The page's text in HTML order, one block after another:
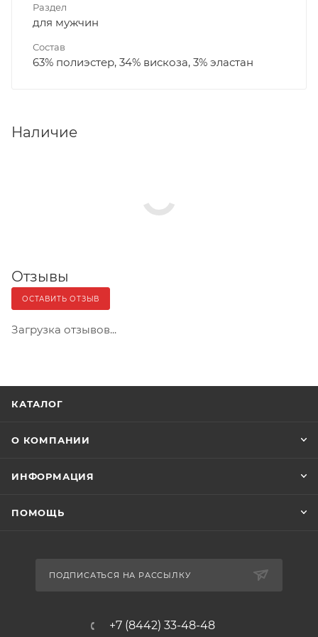
Раздел
для мужчин
Состав
63% полиэстер, 34% вискоза, 3% эластан
Наличие
Отзывы
ОСТАВИТЬ ОТЗЫВ
Загрузка отзывов...
КАТАЛОГ
О КОМПАНИИ
ИНФОРМАЦИЯ
ПОМОЩЬ
ПОДПИСАТЬСЯ НА РАССЫЛКУ
+7 (8442) 33-48-48